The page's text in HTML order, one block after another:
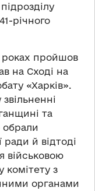
річного
роках пройшов
на Сході на
«Харків».
та
ради й відтоді
військовою
комітету з
органами